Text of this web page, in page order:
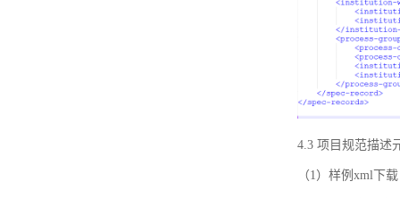
4.3 项目规范描述
（1）样例xml下载